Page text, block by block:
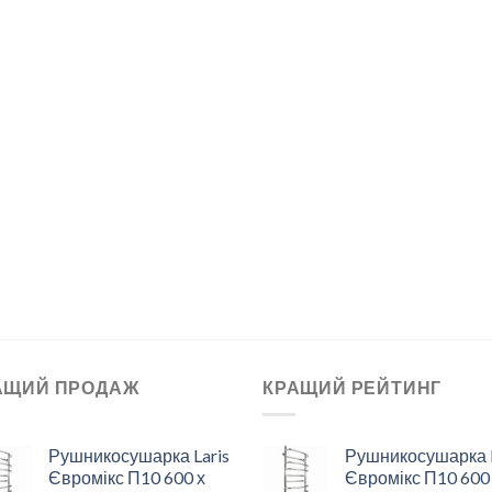
ПРОДАЖ
Рушникосушарка Laris
Євромікс П10 600 х
КРАЩИЙ РЕЙТИНГ
Рушникосушарка
Євромікс П10 600